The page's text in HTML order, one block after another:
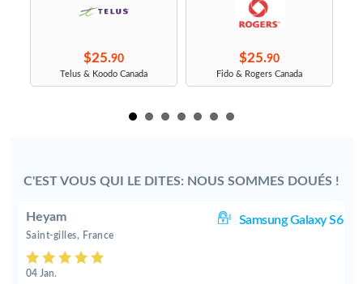
$25.90
Telus & Koodo Canada
$25.90
Fido & Rogers Canada
C'EST VOUS QUI LE DITES: NOUS SOMMES DOUÉS !
Heyam Samsung Galaxy S6
Saint-gilles, France
04 Jan.